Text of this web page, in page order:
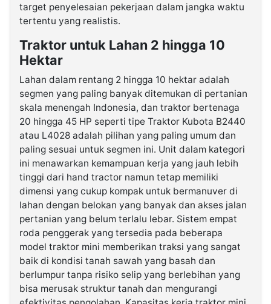
target penyelesaian pekerjaan dalam jangka waktu
tertentu yang realistis.
Traktor untuk Lahan 2 hingga 10
Hektar
Lahan dalam rentang 2 hingga 10 hektar adalah
segmen yang paling banyak ditemukan di pertanian
skala menengah Indonesia, dan traktor bertenaga
20 hingga 45 HP seperti tipe Traktor Kubota B2440
atau L4028 adalah pilihan yang paling umum dan
paling sesuai untuk segmen ini. Unit dalam kategori
ini menawarkan kemampuan kerja yang jauh lebih
tinggi dari hand tractor namun tetap memiliki
dimensi yang cukup kompak untuk bermanuver di
lahan dengan belokan yang banyak dan akses jalan
pertanian yang belum terlalu lebar. Sistem empat
roda penggerak yang tersedia pada beberapa
model traktor mini memberikan traksi yang sangat
baik di kondisi tanah sawah yang basah dan
berlumpur tanpa risiko selip yang berlebihan yang
bisa merusak struktur tanah dan mengurangi